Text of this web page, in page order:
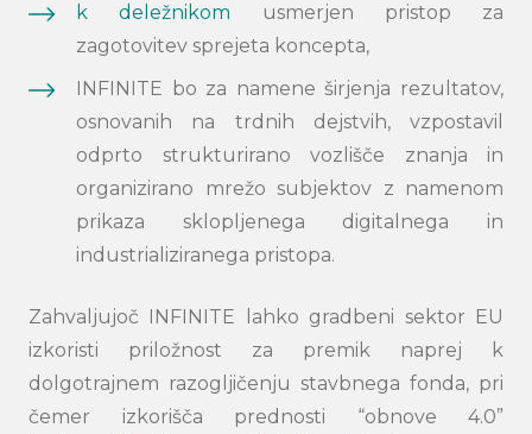
Search
k deležnikom usmerjen pristop za
zagotovitev sprejeta koncepta,
INFINITE bo za namene širjenja rezultatov,
osnovanih na trdnih dejstvih, vzpostavil
odprto strukturirano vozlišče znanja in
organizirano mrežo subjektov z namenom
prikaza sklopljenega digitalnega in
industrializiranega pristopa.
Zahvaljujoč INFINITE lahko gradbeni sektor EU
izkoristi priložnost za premik naprej k
dolgotrajnem razogljičenju stavbnega fonda, pri
čemer izkorišča prednosti “obnove 4.0”